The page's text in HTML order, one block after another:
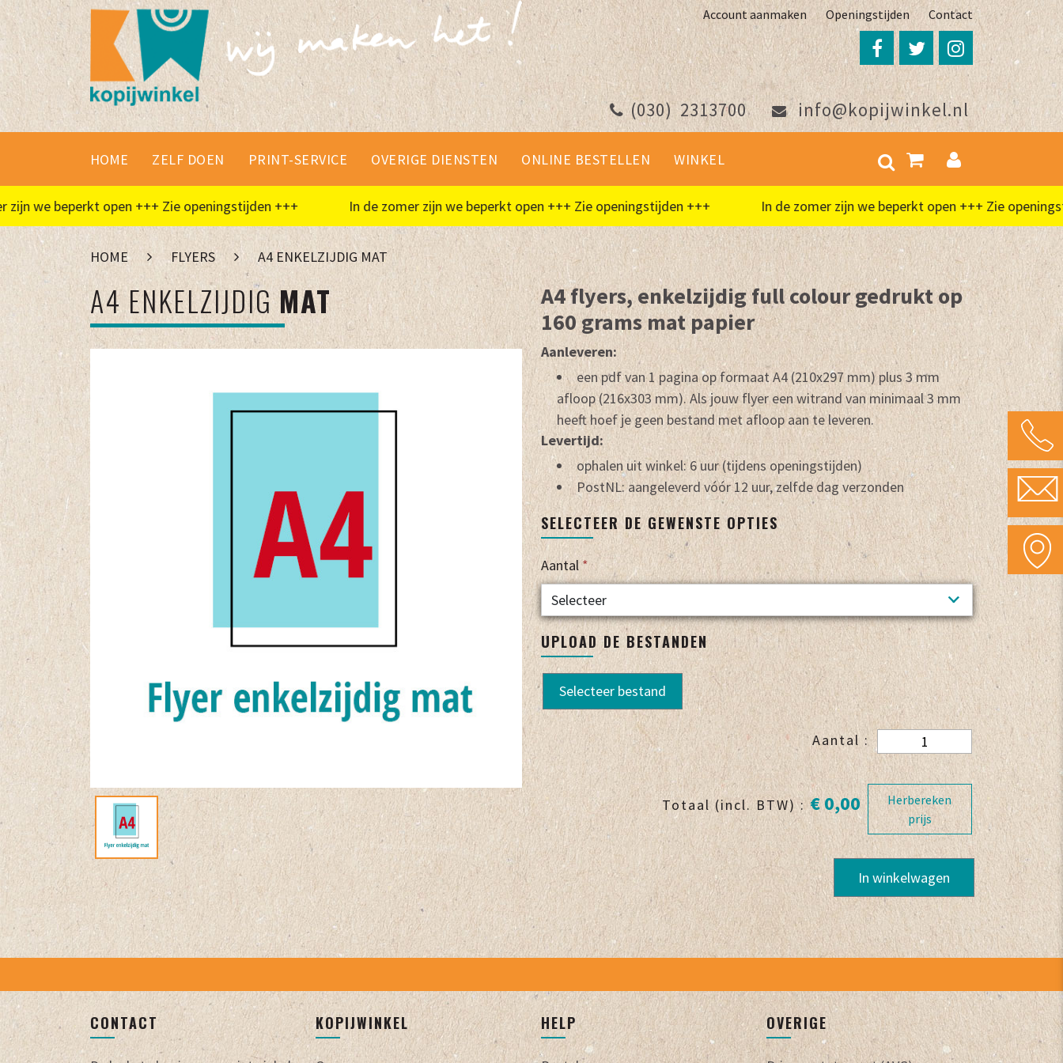
Account aanmaken Openingstijden Contact
(030) 2313700 info@kopijwinkel.nl
HOME ZELF DOEN PRINT-SERVICE OVERIGE DIENSTEN ONLINE BESTELLEN WINKEL
we beperkt open +++ Zie openingstijden +++ In de zomer zijn we beperkt open +++ Zie openingstijden +++ In de zomer zijn we beperkt open +++ Zie
HOME FLYERS A4 ENKELZIJDIG MAT
A4 ENKELZIJDIGMAT
A4 flyers, enkelzijdig full colour gedrukt op
160 grams mat papier
Aanleveren:
een pdf van 1 pagina op formaat A4 (210x297 mm) plus 3 mm
afloop (216x303 mm). Als jouw flyer een witrand van minimaal 3 mm
heeft hoef je geen bestand met afloop aan te leveren.
Levertijd:
ophalen uit winkel: 6 uur (tijdens openingstijden)
PostNL: aangeleverd vóór 12 uur, zelfde dag verzonden
SELECTEER DE GEWENSTE OPTIES
Aantal *
UPLOAD DE BESTANDEN
Selecteer bestand
Aantal :
Totaal (incl. BTW) :€ 0,00
Herbereken
prijs
In winkelwagen
CONTACT KOPIJWINKEL HELP OVERIGE